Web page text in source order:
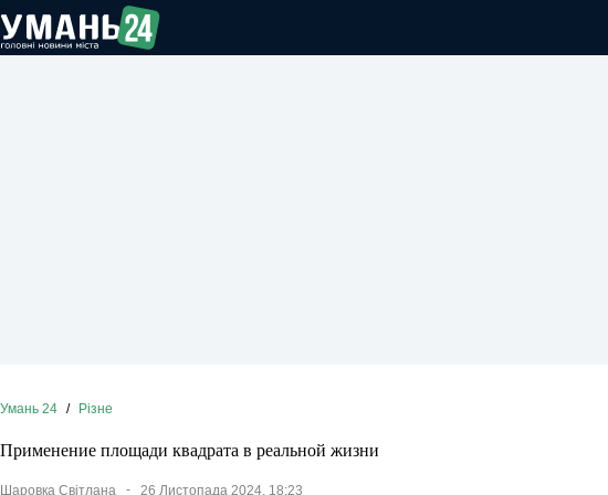
до
вмісту
Умань 24 / Різне
Применение площади квадрата в реальной жизни
Шаровка Світлана 26 Листопада 2024, 18:23